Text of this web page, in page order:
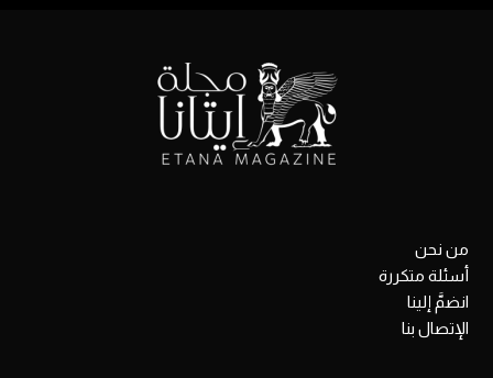
من نحن
أسئلة متكررة
انضمَّ إلينا
الإتصال بنا